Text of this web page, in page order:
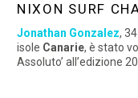
NIXON SURF
Jonathan Gonzalez,
isole Canarie, è stato
Assoluto’ all’edizione